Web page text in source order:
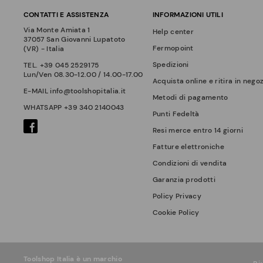
CONTATTI E ASSISTENZA
Via Monte Amiata 1
37057 San Giovanni Lupatoto
(VR) - Italia
TEL. +39 045 2529175
Lun/Ven 08.30-12.00 / 14.00-17.00
E-MAIL info@toolshopitalia.it
WHATSAPP +39 340 2140043
INFORMAZIONI UTILI
Help center
Fermopoint
Spedizioni
Acquista online e ritira in
Metodi di pagamento
Punti Fedeltà
Resi merce entro 14 giorni
Fatture elettroniche
Condizioni di vendita
Garanzia prodotti
Policy Privacy
Cookie Policy
Toolshop Italia è un marchio